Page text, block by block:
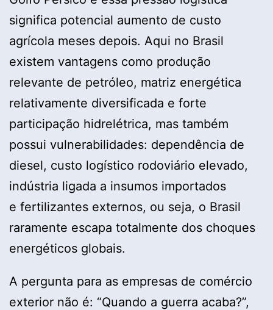
significa potencial aumento de custo
agrícola meses depois. Aqui no Brasil
existem vantagens como produção
relevante de petróleo, matriz energética
relativamente diversificada e forte
participação hidrelétrica, mas também
possui vulnerabilidades: dependência de
diesel, custo logístico rodoviário elevado,
indústria ligada a insumos importados
e fertilizantes externos, ou seja, o Brasil
raramente escapa totalmente dos choques
energéticos globais.
A pergunta para as empresas de comércio
exterior não é: “Quando a guerra acaba?”,